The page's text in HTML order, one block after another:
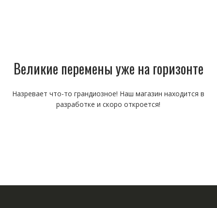
Великие перемены уже на горизонте
Назревает что-то грандиозное! Наш магазин находится в
разработке и скоро откроется!